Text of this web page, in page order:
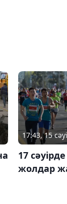
17:43, 15
17
жолдар